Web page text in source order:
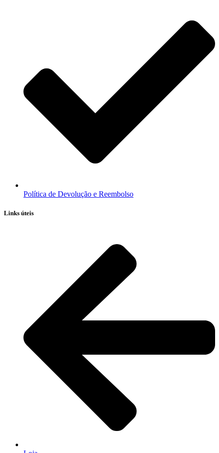
Política de Devolução e Reembolso
Links úteis